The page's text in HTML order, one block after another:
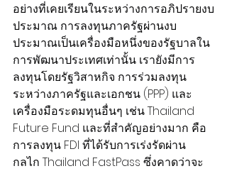
อย่างที่เคยเรียนในระหว่างการอภิปรายงบ
ประมาณ การลงทุนภาครัฐผ่านงบ
ประมาณเป็นเครื่องมือหนึ่งของรัฐบาลใน
การพัฒนาประเทศเท่านั้น เรายังมีการ
ลงทุนโดยรัฐวิสาหกิจ การร่วมลงทุน
ระหว่างภาครัฐและเอกชน (PPP) และ
เครื่องมือระดมทุนอื่นๆ เช่น Thailand
Future Fund และที่สำคัญอย่างมาก คือ
การลงทุน FDI ที่ได้รับการเร่งรัดผ่าน
กลไก Thailand FastPass ซึ่งคาดว่าจะ